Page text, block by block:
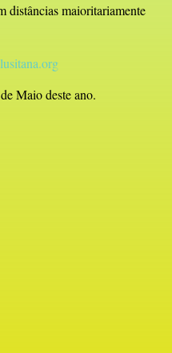
distâncias maioritariamente
Maio deste ano.